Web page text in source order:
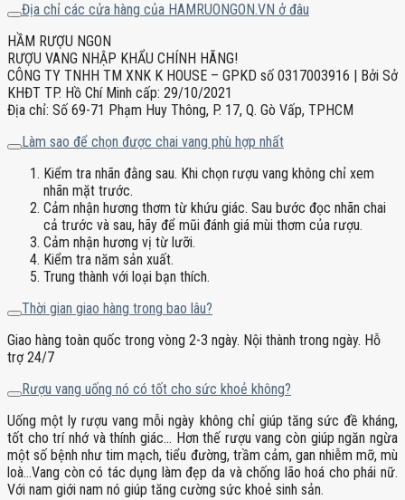
Địa chỉ các cửa hàng của HAMRUONGON.VN ở đâu
HẦM RƯỢU NGON
RƯỢU VANG NHẬP KHẨU CHÍNH HÃNG!
CÔNG TY TNHH TM XNK K HOUSE – GPKD số 0317003916 | Bởi Sở
KHĐT TP. Hồ Chí Minh cấp: 29/10/2021
Địa chỉ: Số 69-71 Phạm Huy Thông, P. 17, Q. Gò Vấp, TPHCM
Làm sao để chọn được chai vang phù hợp nhất
Kiểm tra nhãn đằng sau. Khi chọn rượu vang không chỉ xem
nhãn mặt trước.
Cảm nhận hương thơm từ khứu giác. Sau bước đọc nhãn chai
cả trước và sau, hãy để mũi đánh giá mùi thơm của rượu.
Cảm nhận hương vị từ lưỡi.
Kiểm tra năm sản xuất.
Trung thành với loại bạn thích.
Thời gian giao hàng trong bao lâu?
Giao hàng toàn quốc trong vòng 2-3 ngày. Nội thành trong ngày. Hỗ
trợ 24/7
Rượu vang uống nó có tốt cho sức khoẻ không?
Uống một ly rượu vang mỗi ngày không chỉ giúp tăng sức đề kháng,
tốt cho trí nhớ và thính giác… Hơn thế rượu vang còn giúp ngăn ngừa
một số bệnh như tim mạch, tiểu đường, trầm cảm, gan nhiễm mỡ, mù
loà…Vang còn có tác dụng làm đẹp da và chống lão hoá cho phái nữ.
Với nam giới nam nó giúp tăng cường sức khoẻ sinh sản.